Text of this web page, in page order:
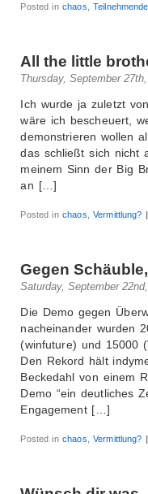
Posted inchaos ,
All the little
Thursday, September
Ich wurde ja zuletzt
wäre ich bescheuert,
demonstrieren wollen
das schließt sich nicht
meinem Sinn der Big
an […]
Posted inchaos ,Vermittlung? |
Gegen
Saturday, September
Die Demo gegen
nacheinander wurden
(winfuture) und 15000
Den Rekord hält
Beckedahl von einem
Demo “ein deutliches
Engagement […]
Posted inchaos ,Vermittlung? |